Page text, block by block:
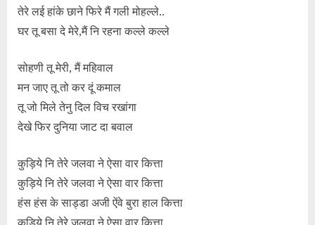
तेरे लई हांके छाने फिरे मैं गली मोहल्ले..
घर तू बसा दे मेरे,मैं नि रहना कल्ले कल्ले
सोहणी तू मेरी, मैं महिवाल
मन जाए तू तो कर दूं कमाल
तू जो मिले तेनु दिल विच रखांगा
देखे फिर दुनिया जाट दा बवाल
कुड़िये नि तेरे जलवा ने ऐसा वार कित्ता
कुड़िये नि तेरे जलवा ने ऐसा वार कित्ता
हंस हंस के साड्डा अजी ऐंवे बुरा हाल कित्ता